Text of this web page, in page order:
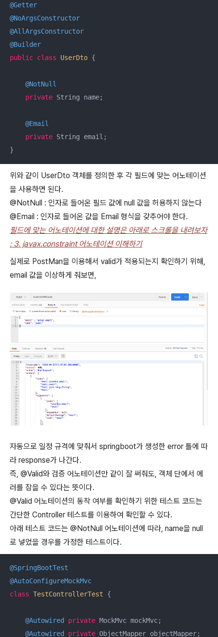
@Getter
@NoArgsConstructor
@AllArgsConstructor
@Builder
public class UserDto {
@NotNull
private String name;
@Email
private String email;
}
위와 같이 UserDto 객체를 정의한 후 각 필드에 맞는 어노테이션
을 사용하면 된다.
@NotNull : 인자로 들어온 필드 값에 null 값을 허용하지 않는다
@Email : 인자로 들어온 값을 Email 형식을 갖추어야 한다.
필드에 맞는 어노테이션에 대한 설명은 아래로 스크롤을 내려보자
: 3. javax.constraint 어노테이션 이해하기
실제로 PostMan을 이용해서 valid가 적용되는지 확인하기 위해,
email 값을 이상하게 줘보면,
자동으로 일정 규격에 맞춰서 springboot가 생성한 error 틀에 따
라 response가 나간다.
즉, @Valid와 검증 어노테이션만 같이 잘 써줘도, 객체 단에서 에
러를 잡을 수 있다는 뜻이다.
@Valid 어노테이션의 동작 여부를 확인하기 위한 테스트 코드는
간단한 Controller 테스트를 이용하여 확인할 수 있다.
아래 테스트 코드는 @NotNull 어노테이션에 따라, name을 null
로 넣었을 경우를 가정한 테스트이다.
@SpringBootTest
@AutoConfigureMockMvc
class TestControllerTest {
@Autowired private MockMvc mockMvc;
@Autowired
private ObjectMapper objectMapper;